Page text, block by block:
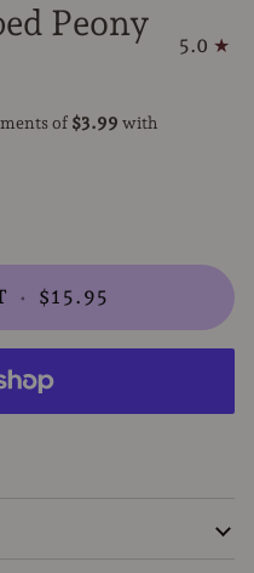
Peony
5.0
• $15.95